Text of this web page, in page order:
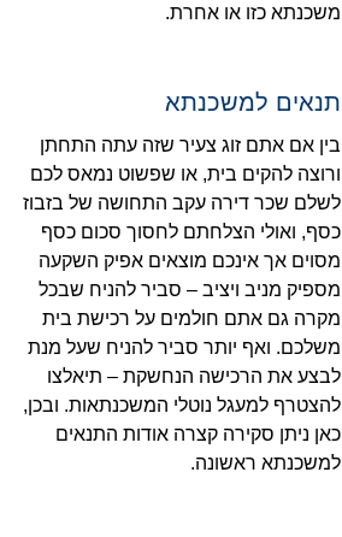
משכנתא כזו או אחרת.
תנאים למשכנתא
בין אם אתם זוג צעיר שזה עתה התחתן
ורוצה להקים בית, או שפשוט נמאס לכם
לשלם שכר דירה עקב התחושה של בזבוז
כסף, ואולי הצלחתם לחסוך סכום כסף
מסוים אך אינכם מוצאים אפיק השקעה
מספיק מניב ויציב – סביר להניח שבכל
מקרה גם אתם חולמים על רכישת בית
משלכם. ואף יותר סביר להניח שעל מנת
לבצע את הרכישה הנחשקת – תיאלצו
להצטרף למעגל נוטלי המשכנתאות. ובכן,
כאן ניתן סקירה קצרה אודות התנאים
למשכנתא ראשונה.